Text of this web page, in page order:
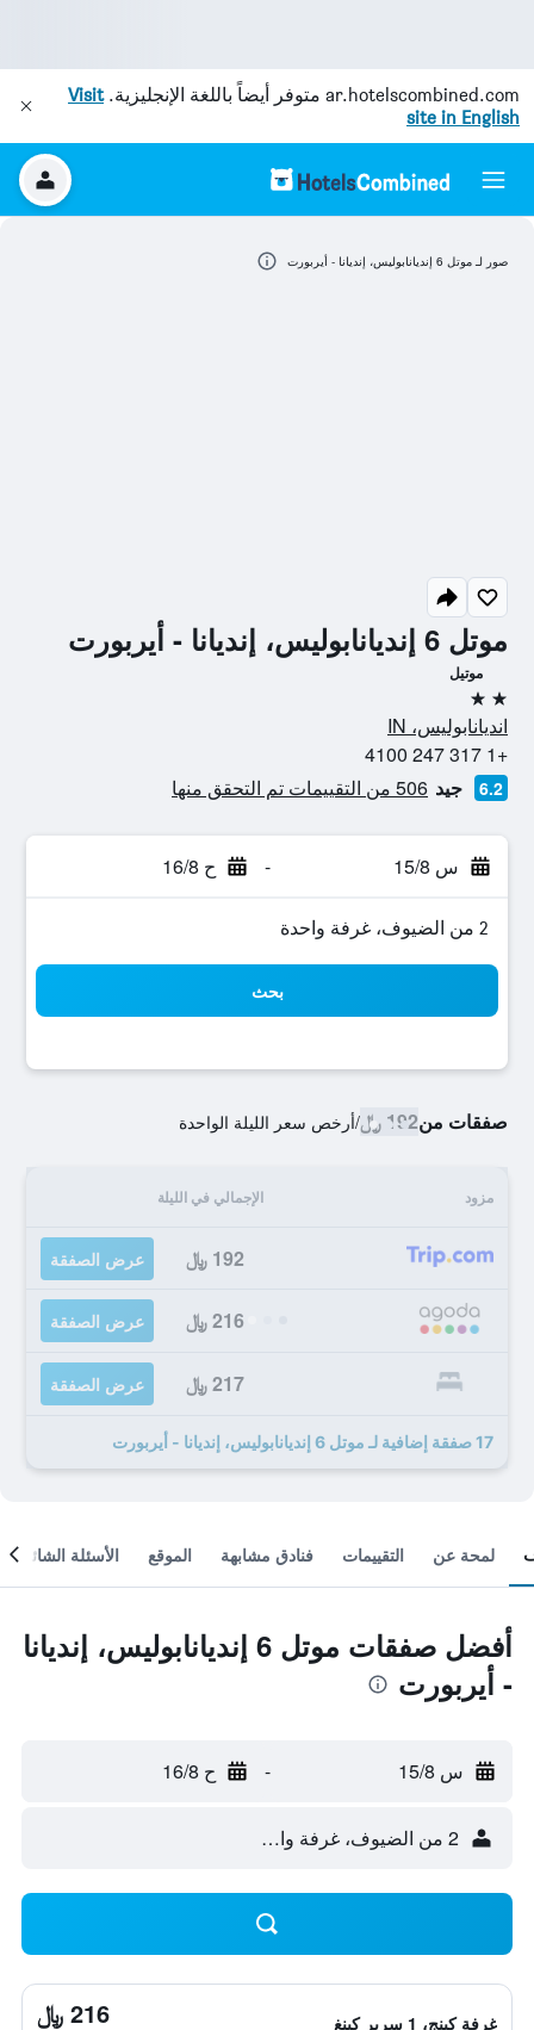
ar.hotelscombined.com متوفر أيضاً باللغة الإنجليزية.Visit
site in English
موتل 6 إنديانابوليس، إنديانا - أيربورت
موتيل
2 نجمتين
انديانابوليس، IN
+1 317 247 4100
6.2 جيد 506 من التقييمات تم التحقق منها
س 15/8 - ح 16/8
2 من الضيوف، غرفة واحدة
بحث
صفقات من192 ﷼ /أرخص سعر الليلة الواحدة
مزود الإجمالي في الليلة
192 ﷼ عرض الصفقة
216 ﷼ عرض الصفقة
217 ﷼ عرض الصفقة
17 صفقة إضافية لـ موتل 6 إنديانابوليس، إنديانا - أيربورت
صور لـ موتل 6 إنديانابوليس، إنديانا - أيربورت
لمحة عن التقييمات فنادق مشابهة الموقع الأسئلة الشائعة
أفضل صفقات موتل 6 إنديانابوليس، إنديانا
- أيربورت
س 15/8 - ح 16/8
2 من الضيوف، غرفة واحدة
غرفة كينج، 1 سرير كينغ 216 ﷼